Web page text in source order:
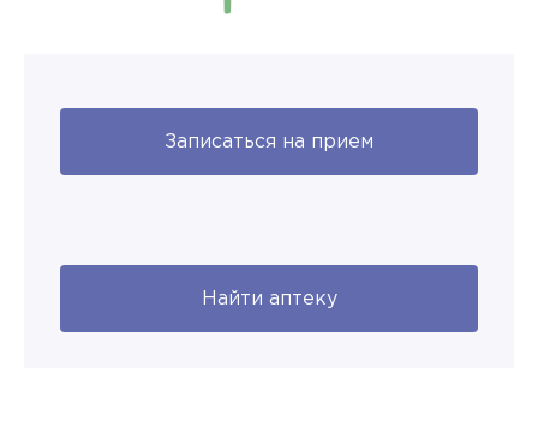
Записаться на прием
Найти аптеку